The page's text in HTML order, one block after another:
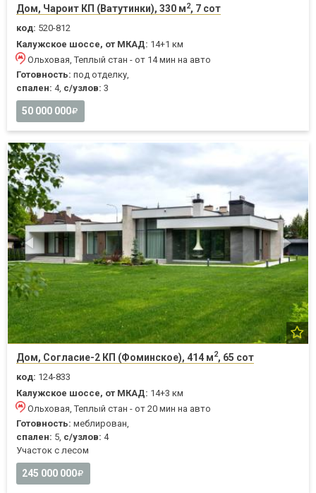
Дом, Чароит КП (Ватутинки), 330 м2, 7 сот
код: 520-812
Калужское шоссе, от МКАД: 14+1 км
Ольховая, Теплый стан - от 14 мин на авто
Готовность: под отделку,
спален: 4, с/узлов: 3
50 000 000
Дом, Согласие-2 КП (Фоминское), 414 м2, 65 сот
код: 124-833
Калужское шоссе, от МКАД: 14+3 км
Ольховая, Теплый стан - от 20 мин на авто
Готовность: меблирован,
спален: 5, с/узлов: 4
Участок с лесом
245 000 000